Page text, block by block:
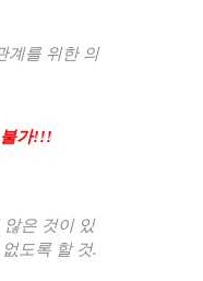
계를 위한 의
가!!!
은 것이 있
도록 할 것.